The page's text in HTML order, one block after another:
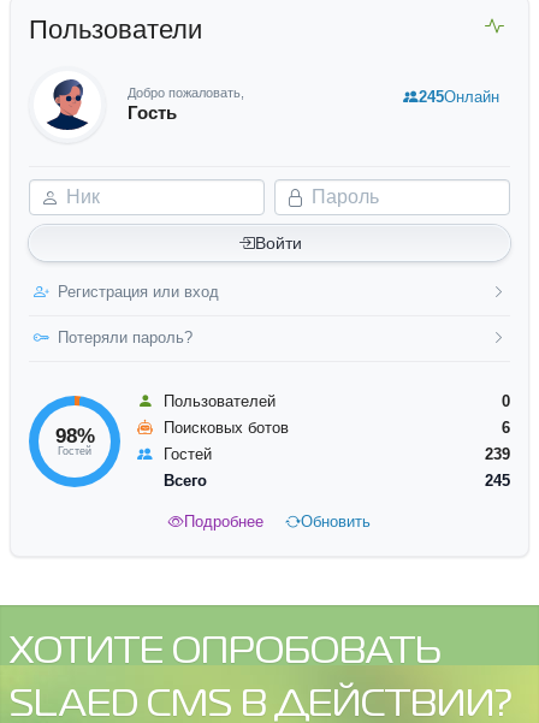
Пользователи
Добро пожаловать,
Гость
Ник Пароль
Войти
Регистрация или вход
Потеряли пароль?
245Онлайн
98%
Гостей
Пользователей
0
Поисковых ботов
6
Гостей
239
Всего
245
Подробнее Обновить
ХОТИТЕ ОПРОБОВАТЬ
SLAED CMS В ДЕЙСТВИИ?